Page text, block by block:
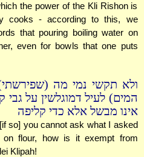
the power of the Kli Rishon is
cooks - according to this, we
that pouring boiling water on
even for bowls that one puts
ולא תקשי נמי מה
המים) לעיל דמוגלשין על
אינו מבשל אלא כדי קליפה
so] you cannot ask what I asked
on flour, how is it exempt from
Klipah!